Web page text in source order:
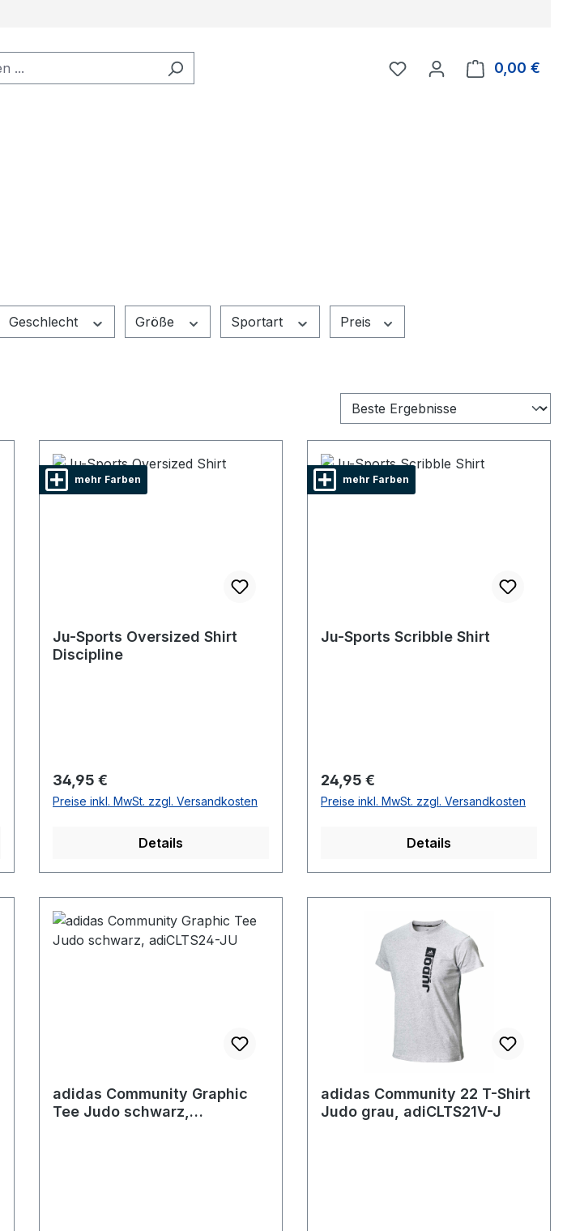
Du hast 0 Produkte auf
0,00 €
Geschlecht Größe Sportart Preis
mehr Farben
Ju-Sports Oversized Shirt
Discipline
Regulärer Preis:
34,95 €
Preise inkl. MwSt. zzgl. Versandkosten
Details
mehr Farben
Ju-Sports Scribble Shirt
Regulärer Preis:
24,95 €
Preise inkl. MwSt. zzgl. Versandkosten
Details
adidas Community Graphic
Tee Judo schwarz,
adidas Community 22 T-Shirt
Judo grau, adiCLTS21V-J